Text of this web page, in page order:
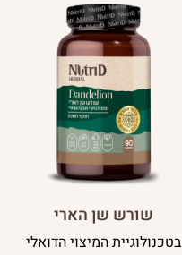
שורש שן הארי
בטכנולוגיית המיצוי הדואלי